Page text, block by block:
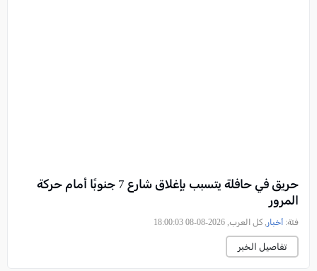
حريق في حافلة يتسبب بإغلاق شارع 7 جنوبًا أمام حركة
المرور
فئة: أخبار , كل العرب, 2026-08-08 18:00:03
تفاصيل الخبر